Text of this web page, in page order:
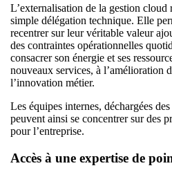
L’externalisation de la gestion cloud
simple délégation technique. Elle
recentrer sur leur véritable valeur
des contraintes opérationnelles
consacrer son énergie et ses
nouveaux services, à l’amélioration
l’innovation métier.
Les équipes internes, déchargées
peuvent ainsi se concentrer sur des
pour l’entreprise.
Accès à une expertise de